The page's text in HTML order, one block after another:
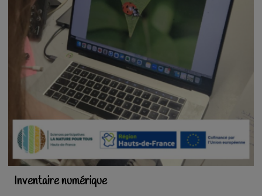
Inventaire numérique